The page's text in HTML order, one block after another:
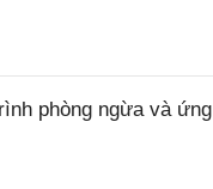
phòng ngừa và